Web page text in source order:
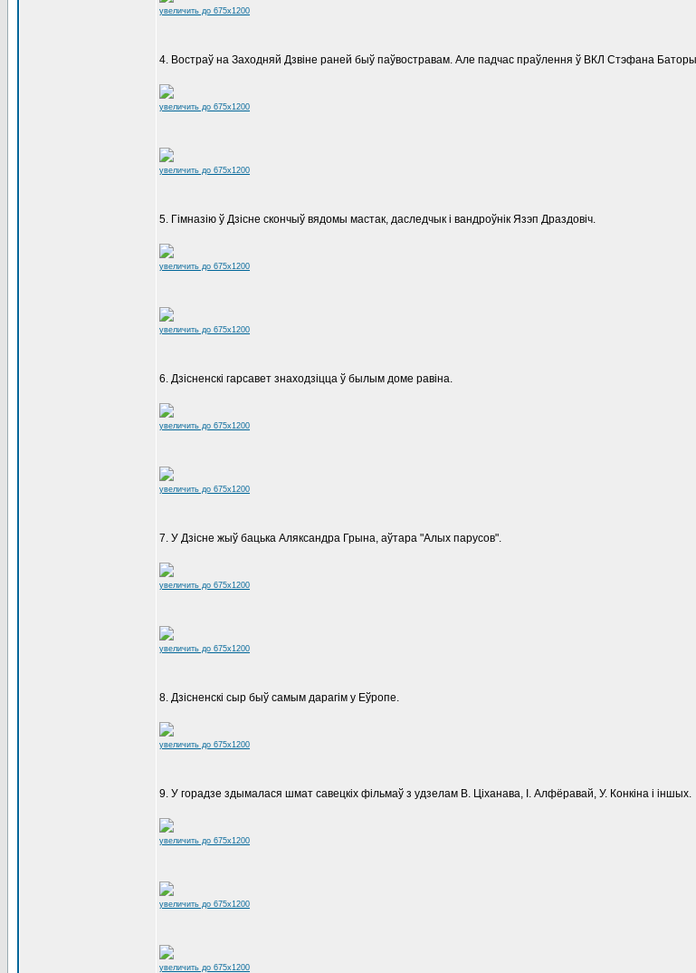
увеличить до 675x1200
4. Востраў на Заходняй Дзвіне раней быў паўвостравам. Але падчас праўлення ў ВКЛ Стэфана
увеличить до 675x1200
увеличить до 675x1200
5. Гімназію ў Дзісне скончыў вядомы мастак, даследчык і вандроўнік Язэп Драздовіч.
увеличить до 675x1200
увеличить до 675x1200
6. Дзісненскі гарсавет знаходзіцца ў былым доме равіна.
увеличить до 675x1200
увеличить до 675x1200
7. У Дзісне жыў бацька Аляксандра Грына, аўтара "Алых парусов".
увеличить до 675x1200
увеличить до 675x1200
8. Дзісненскі сыр быў самым дарагім у Еўропе.
увеличить до 675x1200
9. У горадзе здымалася шмат савецкіх фільмаў з удзелам В. Ціханава, І. Алфёравай, У. Конкіна і іншых.
увеличить до 675x1200
увеличить до 675x1200
увеличить до 675x1200